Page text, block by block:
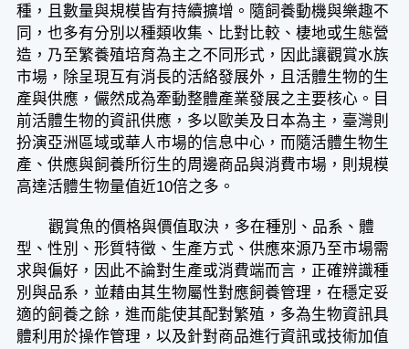
種，且數量與規模皆有持續擴增。隨飼養動機與樂趣不
同，也多有分別以種類收集、比對比較、棲地或生態營
造，乃至繁養殖培育為主之不同形式，因此讓觀賞水族
市場，除呈現互有消長的活絡發展外，且活體生物的生
產與供應，儼然成為牽動整體產業發展之主要核心。目
前活體生物的資訊供應，多以歐美及日本為主，臺灣則
扮演亞洲區域或華人市場的信息中心，而隨活體生物生
產、供應與飼養所衍生的周邊商品與消費市場，則規模
高達活體生物量值近10倍之多。
觀賞魚的價格與價值取決，多在種別、品系、體
型、性別、形質特徵、生產方式、供應來源乃至市場需
求與偏好，因此不論對生產或消費端而言，正確辨識種
別與品系，並藉由其生物屬性對應飼養管理，在穩定妥
適的飼養之餘，進而能使其配對繁殖，多為生物資訊具
體利用於操作管理，以及針對商品進行資訊或技術加值